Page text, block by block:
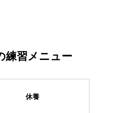
練習メニュー
休養